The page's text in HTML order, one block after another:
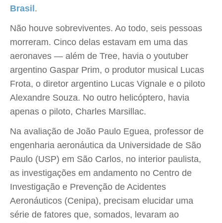
Brasil .
Não houve sobreviventes. Ao todo, seis pessoas
morreram. Cinco delas estavam em uma das
aeronaves — além de Tree, havia o youtuber
argentino Gaspar Prim, o produtor musical Lucas
Frota, o diretor argentino Lucas Vignale e o piloto
Alexandre Souza. No outro helicóptero, havia
apenas o piloto, Charles Marsillac.
Na avaliação de João Paulo Eguea, professor de
engenharia aeronáutica da Universidade de São
Paulo (USP) em São Carlos, no interior paulista,
as investigações em andamento no Centro de
Investigação e Prevenção de Acidentes
Aeronáuticos (Cenipa), precisam elucidar uma
série de fatores que, somados, levaram ao